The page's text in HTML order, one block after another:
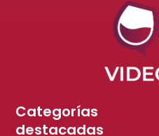
Categorías
destacadas